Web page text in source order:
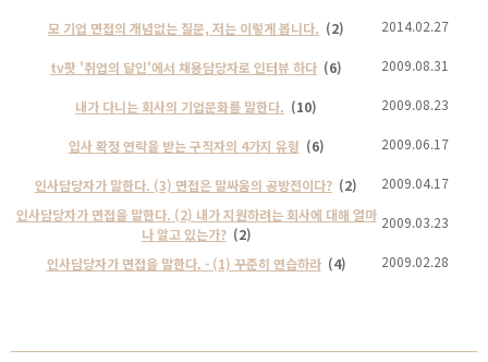
모 기업 면접의 개념없는 질문, 저는 이렇게 봅니다. (2) 2014.02.27
tv팟 '취업의 달인'에서 채용담당자로 인터뷰 하다 (6) 2009.08.31
내가 다니는 회사의 기업문화를 말한다. (10) 2009.08.23
입사 확정 연락을 받는 구직자의 4가지 유형 (6) 2009.06.17
인사담당자가 말한다. (3) 면접은 말싸움의 공방전이다? (2)
2009.04.17
인사담당자가 면접을 말한다. (2) 내가 지원하려는 회사에 대해 얼마
나 알고 있는가? (2)
2009.03.23
인사담당자가 면접을 말한다. - (1) 꾸준히 연습하라 (4) 2009.02.28